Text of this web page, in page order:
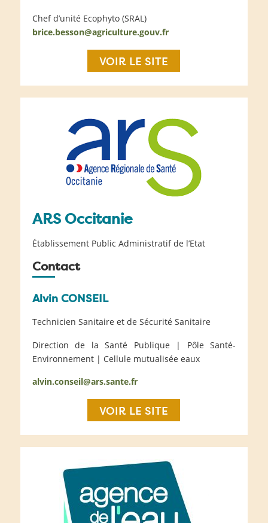
Chef d’unité Ecophyto (SRAL)
brice.besson@agriculture.gouv.fr
VOIR LE SITE
ARS Occitanie
Établissement Public Administratif de l’Etat
Contact
Alvin CONSEIL
Technicien Sanitaire et de Sécurité Sanitaire
Direction de la Santé Publique | Pôle Santé-
Environnement | Cellule mutualisée eaux
alvin.conseil@ars.sante.fr
VOIR LE SITE